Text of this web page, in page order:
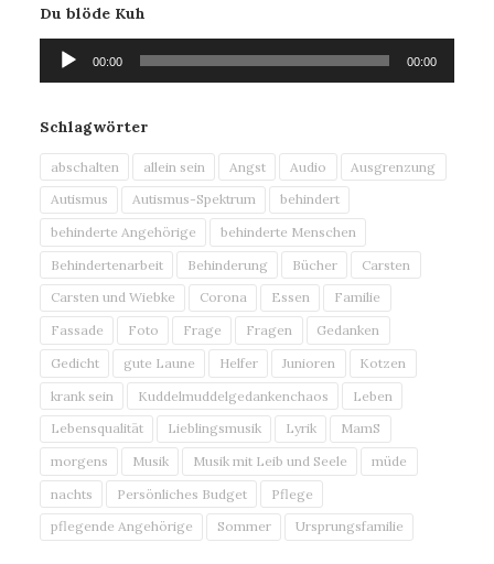
Du blöde Kuh
Audio-
Player
00:00 00:00
Schlagwörter
abschalten allein sein Angst Audio
Ausgrenzung
Autismus
Autismus-Spektrum
behindert
behinderte Angehörige
behinderte Menschen
Behindertenarbeit
Behinderung Bücher
Carsten
Carsten und Wiebke
Corona Essen
Familie
Fassade
Foto Frage Fragen
Gedanken
Gedicht
gute Laune Helfer Junioren
Kotzen
krank sein
Kuddelmuddelgedankenchaos
Leben
Lebensqualität
Lieblingsmusik Lyrik
MamS
morgens
Musik Musik mit Leib und Seele
müde
nachts
Persönliches Budget
Pflege
pflegende Angehörige
Sommer Ursprungsfamilie